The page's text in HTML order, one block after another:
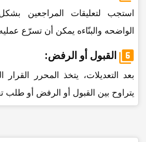
استجب لتعلیقات المراجعین
الواضحه والبنّاءه یمکن أن تسرّع
القبول أو الرفض:
بعد التعدیلات، یتخذ المحرر القرار
یتراوح بین القبول أو الرفض أو طلب